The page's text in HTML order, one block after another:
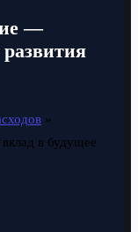
—
в будущее